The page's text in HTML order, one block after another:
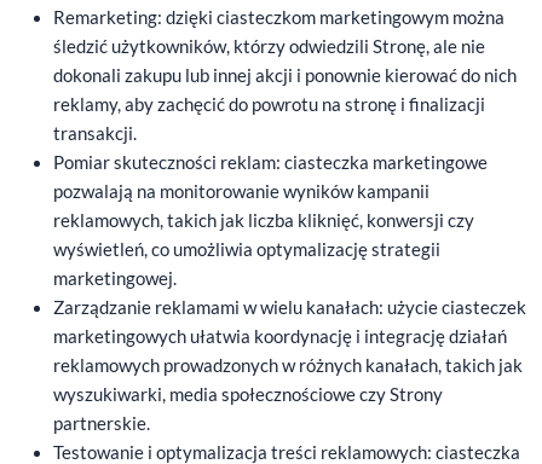
Remarketing: dzięki ciasteczkom marketingowym można
śledzić użytkowników, którzy odwiedzili Stronę, ale nie
dokonali zakupu lub innej akcji i ponownie kierować do nich
reklamy, aby zachęcić do powrotu na stronę i finalizacji
transakcji.
Pomiar skuteczności reklam: ciasteczka marketingowe
pozwalają na monitorowanie wyników kampanii
reklamowych, takich jak liczba kliknięć, konwersji czy
wyświetleń, co umożliwia optymalizację strategii
marketingowej.
Zarządzanie reklamami w wielu kanałach: użycie ciasteczek
marketingowych ułatwia koordynację i integrację działań
reklamowych prowadzonych w różnych kanałach, takich jak
wyszukiwarki, media społecznościowe czy Strony
partnerskie.
Testowanie i optymalizacja treści reklamowych: ciasteczka